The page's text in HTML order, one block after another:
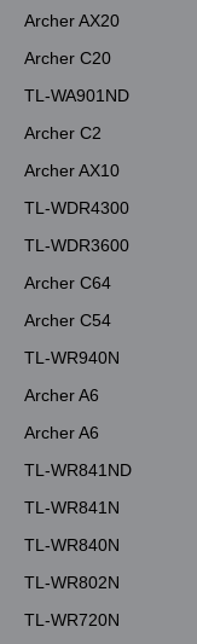
Archer AX20
Archer C20
TL-WA901ND
Archer C2
Archer AX10
TL-WDR4300
TL-WDR3600
Archer C64
Archer C54
TL-WR940N
Archer A6
Archer A6
TL-WR841ND
TL-WR841N
TL-WR840N
TL-WR802N
TL-WR720N